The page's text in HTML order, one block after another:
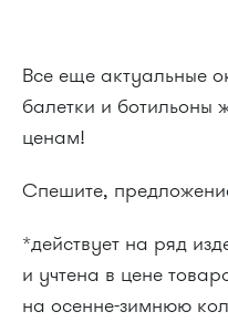
Все еще актуальные
балетки и ботильоны
ценам!
Спешите,
*действует на ряд
и учтена в цене
на осенне-зимнюю